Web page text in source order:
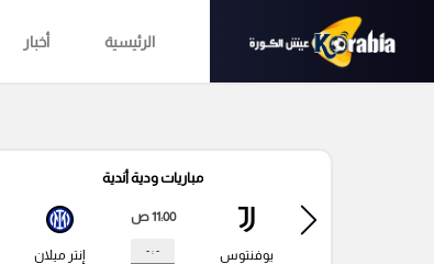
الرئيسية أخبار
مباريات ودية أندية
يوفنتوس
11:00 ص
- : - إنتر ميلان